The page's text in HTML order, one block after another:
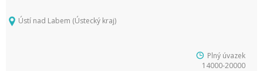
Ústí nad Labem (Ústecký kraj)
Plný úvazek
14000-20000